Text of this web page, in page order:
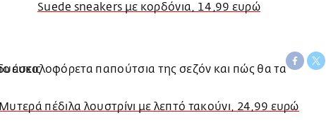
Suede sneakers με κορδόνια, 14,99 ευρώ
Μυτερά πέδιλα λουστρίνι με λεπτό τακούνι, 24,99 ευρώ